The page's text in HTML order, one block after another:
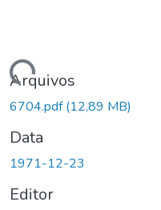
Carregando...
Arquivos
6704.pdf(12,89 MB)
Data
1971-12-23
Editor